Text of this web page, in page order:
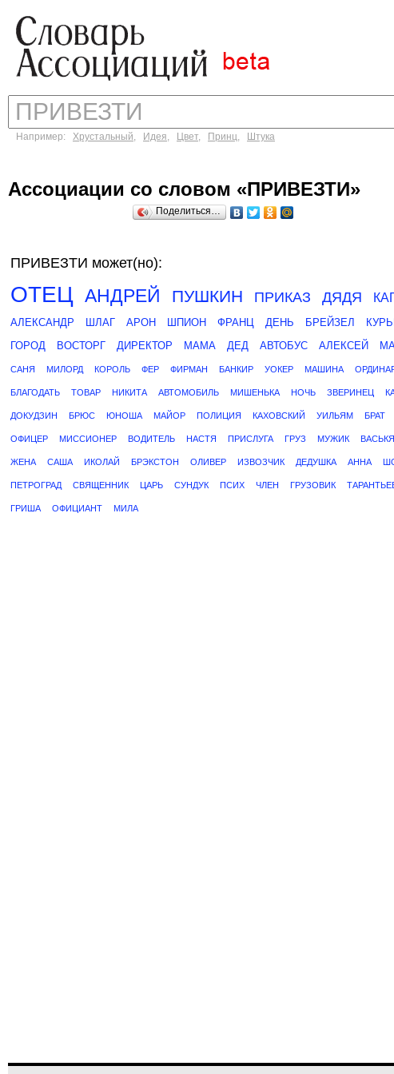
Например: Хрустальный, Идея, Цвет, Принц, Штука
Ассоциации со словом «ПРИВЕЗТИ»
Поделиться…
ПРИВЕЗТИ может(но):
ОТЕЦ АНДРЕЙ ПУШКИН ПРИКАЗ ДЯДЯ
АЛЕКСАНДР
ШЛАГ АРОН ШПИОН ФРАНЦ ДЕНЬ БРЕЙЗЕЛ
ГОРОД
ВОСТОРГ ДИРЕКТОР МАМА ДЕД АВТОБУС АЛЕКСЕЙ
САНЯ МИЛОРД КОРОЛЬ ФЕР ФИРМАН БАНКИР УОКЕР МАШИНА
БЛАГОДАТЬ ТОВАР НИКИТА АВТОМОБИЛЬ МИШЕНЬКА НОЧЬ ЗВЕРИНЕЦ
ДОКУДЗИН БРЮС ЮНОША МАЙОР ПОЛИЦИЯ КАХОВСКИЙ УИЛЬЯМ БРАТ
ОФИЦЕР МИССИОНЕР ВОДИТЕЛЬ НАСТЯ ПРИСЛУГА ГРУЗ МУЖИК
ЖЕНА САША ИКОЛАЙ БРЭКСТОН ОЛИВЕР ИЗВОЗЧИК ДЕДУШКА АННА
ПЕТРОГРАД СВЯЩЕННИК ЦАРЬ СУНДУК ПСИХ ЧЛЕН ГРУЗОВИК
ГРИША ОФИЦИАНТ МИЛА